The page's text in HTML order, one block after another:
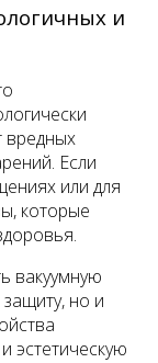
и
вредных
Если
или для
которые
вакуумную
но и
эстетическую